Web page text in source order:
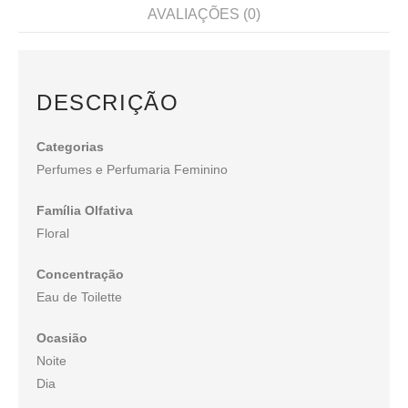
AVALIAÇÕES (0)
DESCRIÇÃO
Categorias
Perfumes e Perfumaria Feminino
Família Olfativa
Floral
Concentração
Eau de Toilette
Ocasião
Noite
Dia